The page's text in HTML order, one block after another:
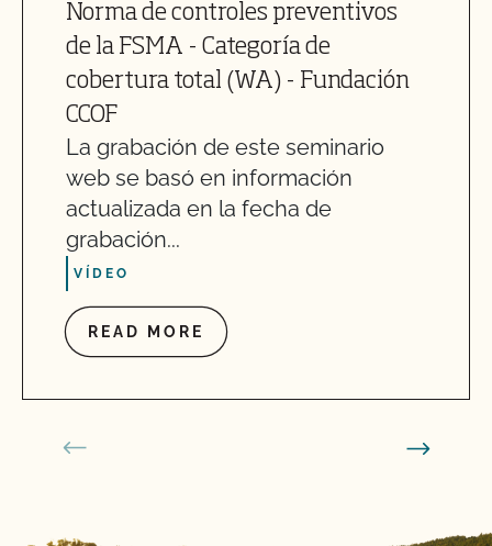
Norma de controles preventivos
de la FSMA - Categoría de
cobertura total (WA) - Fundación
CCOF
La grabación de este seminario
web se basó en información
actualizada en la fecha de
grabación...
VÍDEO
READ MORE